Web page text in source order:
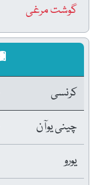
گوشت مرغی
کرنسی
چینی یوآن
یورو